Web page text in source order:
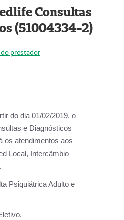
Consultas
(51004334-2)
prestador
do dia 01/02/2019, o
e Diagnósticos
os atendimentos aos
Local, Intercâmbio
Psiquiátrica Adulto e